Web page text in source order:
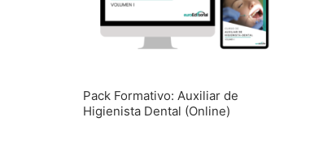
Pack Formativo: Auxiliar de
Higienista Dental (Online)